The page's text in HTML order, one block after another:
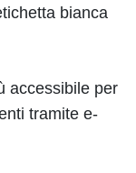
bianca
accessibile per
tramite e-